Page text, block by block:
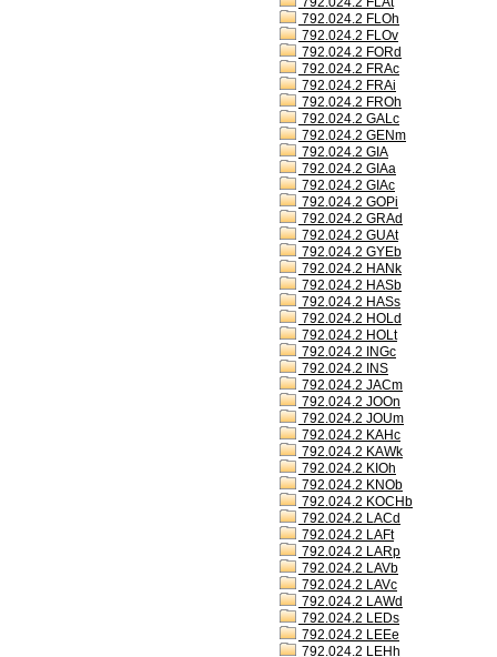
792.024.2 FLOh
792.024.2 FLOv
792.024.2 FORd
792.024.2 FRAc
792.024.2 FRAi
792.024.2 FROh
792.024.2 GALc
792.024.2 GENm
792.024.2 GIA
792.024.2 GIAa
792.024.2 GIAc
792.024.2 GOPi
792.024.2 GRAd
792.024.2 GUAt
792.024.2 GYEb
792.024.2 HANk
792.024.2 HASb
792.024.2 HASs
792.024.2 HOLd
792.024.2 HOLt
792.024.2 INGc
792.024.2 INS
792.024.2 JACm
792.024.2 JOOn
792.024.2 JOUm
792.024.2 KAHc
792.024.2 KAWk
792.024.2 KIOh
792.024.2 KNOb
792.024.2 KOCHb
792.024.2 LACd
792.024.2 LAFt
792.024.2 LARp
792.024.2 LAVb
792.024.2 LAVc
792.024.2 LAWd
792.024.2 LEDs
792.024.2 LEEe
792.024.2 LEHh